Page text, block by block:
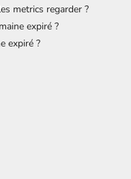
metrics regarder ?
expiré ?
expiré ?